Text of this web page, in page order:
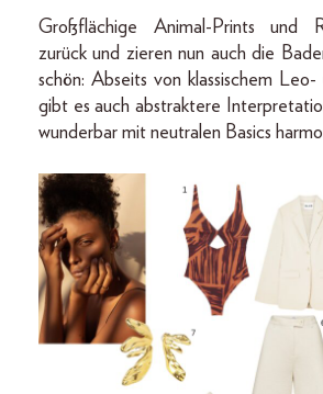
Großflächige Animal-Prints und
zurück und zieren nun auch die
schön: Abseits von klassischem
gibt es auch abstraktere
wunderbar mit neutralen Basics